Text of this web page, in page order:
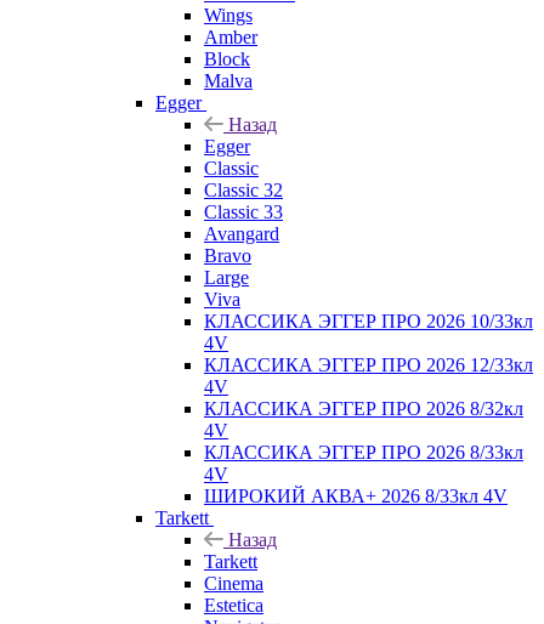
Wings
Amber
Block
Malva
Egger
Назад
Egger
Classic
Classic 32
Classic 33
Avangard
Bravo
Large
Viva
КЛАССИКА ЭГГЕР ПРО 2026 10/33кл
4V
КЛАССИКА ЭГГЕР ПРО 2026 12/33кл
4V
КЛАССИКА ЭГГЕР ПРО 2026 8/32кл
4V
КЛАССИКА ЭГГЕР ПРО 2026 8/33кл
4V
ШИРОКИЙ АКВА+ 2026 8/33кл 4V
Tarkett
Назад
Tarkett
Cinema
Estetica